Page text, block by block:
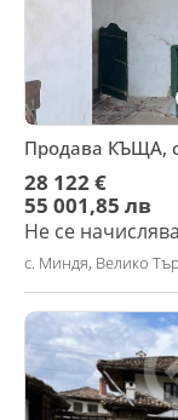
Продава КЪЩА,
28 122 €
55 001,85 лв
Не се
с. Миндя, Велико